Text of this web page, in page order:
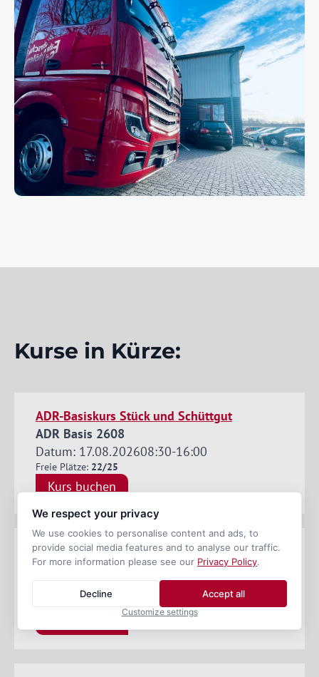
Kurse in Kürze:
ADR-Basiskurs Stück und Schüttgut
ADR Basis 2608
Datum: 17.08.202608:30-16:00
Freie Plätze: 22/25
Kurs buchen
ADR-Tankkurs
ADR-TK 2608
Datum: 19.08.2026
08:30 16:00
We respect your privacy
We use cookies to personalise content and ads, to
provide social media features and to analyse our traffic.
For more information please see our Privacy Policy.
Accept all
Decline
Customize settings